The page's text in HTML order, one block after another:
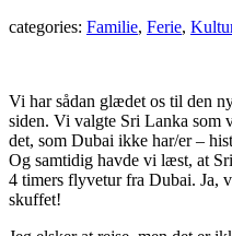
categories: Familie, Ferie,
Vi har sådan glædet os til den
siden. Vi valgte Sri Lanka som
det, som Dubai ikke har/er –
Og samtidig havde vi læst, at
4 timers flyvetur fra Dubai. Ja,
skuffet!